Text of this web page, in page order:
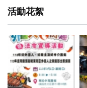
活動花絮